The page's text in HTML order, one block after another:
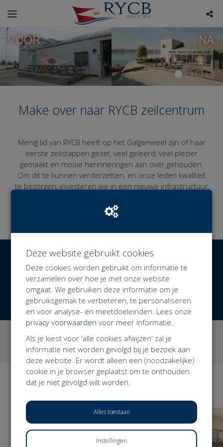
Make over naar RYCB zeilcentrum
Menig lid van RYCB heeft op het Galgenweel zijn of haar
eerste zeilstappen gezet, veel geleerd, veel plezier
gemaakt en mooie herinneringen aan over gehouden.
Om dit te kunnen verderzetten, en onze leden kwaliteit
te bezorgen, investeren we in een nieuwe infrastructuur
kunnen we de nieuwe en huidige
ontvangen.
Jouw bijdrage is een bijzondere steun aan betere,
uitnodigendere en gastvrijere watersport, waarvoor
dank!
Alle verstrekte informatie is louter informatief en niet
bindend, wijzigingen of zetfouten voorbehouden
(K55tris/99).
LEES MEER
€ 17.948Opgehaald
van totaal € 27.000 (66%)
DONEER NU
3
campagnes
53
donaties
Campagnes
Deze website gebruikt cookies
Deze cookies worden gebruikt om informatie te
verzamelen over hoe je met onze website
omgaat. We gebruiken deze informatie om je
gebruiksgemak te verbeteren, te personaliseren
en voor analyse- en meetdoeleinden. Lees onze
privacy voorwaarden voor meer informatie.
Als je kiest voor 'alle cookies afwijzen' zal je
informatie niet worden gevolgd bij je bezoek aan
deze website. Er wordt alleen een (noodzakelijke)
cookie in je browser geplaatst om te onthouden
dat je niet gevolgd wilt worden.
Alles toestaan
Instellingen